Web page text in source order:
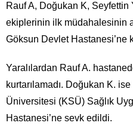
Rauf A, Doğukan K, Seyfettin
ekiplerinin ilk müdahalesinin
Göksun Devlet Hastanesi’ne
Yaralılardan Rauf A.
kurtarılamadı. Doğukan K.
Üniversitesi (KSÜ) Sağlık
Hastanesi’ne sevk edildi.